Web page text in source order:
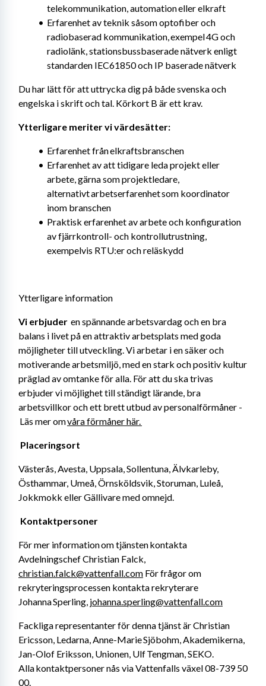
telekommunikation, automation eller elkraft
Erfarenhet av teknik såsom optofiber och
radiobaserad kommunikation, exempel 4G och
radiolänk, stationsbussbaserade nätverk enligt
standarden IEC61850 och IP baserade nätverk
Du har lätt för att uttrycka dig på både svenska och
engelska i skrift och tal. Körkort B är ett krav.
Ytterligare meriter vi värdesätter:
Erfarenhet från elkraftsbranschen
Erfarenhet av att tidigare leda projekt eller
arbete, gärna som projektledare,
alternativt arbetserfarenhet som koordinator
inom branschen
Praktisk erfarenhet av arbete och konfiguration
av fjärrkontroll- och kontrollutrustning,
exempelvis RTU:er och reläskydd
Ytterligare information
Vi erbjuder en spännande arbetsvardag och en bra
balans i livet på en attraktiv arbetsplats med goda
möjligheter till utveckling. Vi arbetar i en säker och
motiverande arbetsmiljö, med en stark och positiv kultur
präglad av omtanke för alla. För att du ska trivas
erbjuder vi möjlighet till ständigt lärande, bra
arbetsvillkor och ett brett utbud av personalförmåner -
Läs mer om våra förmåner här.
Placeringsort
Västerås, Avesta, Uppsala, Sollentuna, Älvkarleby,
Östhammar, Umeå, Örnsköldsvik, Storuman, Luleå,
Jokkmokk eller Gällivare med omnejd.
Kontaktpersoner
För mer information om tjänsten kontakta
christian.falck@vattenfall.com För frågor om
rekryteringsprocessen kontakta rekryterare
Johanna Sperling, johanna.sperling@vattenfall.com
Fackliga representanter för denna tjänst är Christian
Ericsson, Ledarna, Anne-Marie Sjöbohm, Akademikerna,
Jan-Olof Eriksson, Unionen, Ulf Tengman, SEKO.
Alla kontaktpersoner nås via Vattenfalls växel 08-739 50
00.